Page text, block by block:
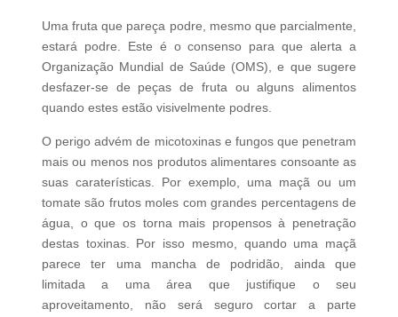
Uma fruta que pareça podre, mesmo que parcialmente,
estará podre. Este é o consenso para que alerta a
Organização Mundial de Saúde (OMS), e que sugere
desfazer-se de peças de fruta ou alguns alimentos
quando estes estão visivelmente podres.
O perigo advém de micotoxinas e fungos que penetram
mais ou menos nos produtos alimentares consoante as
suas caraterísticas. Por exemplo, uma maçã ou um
tomate são frutos moles com grandes percentagens de
água, o que os torna mais propensos à penetração
destas toxinas. Por isso mesmo, quando uma maçã
parece ter uma mancha de podridão, ainda que
limitada a uma área que justifique o seu
aproveitamento, não será seguro cortar a parte